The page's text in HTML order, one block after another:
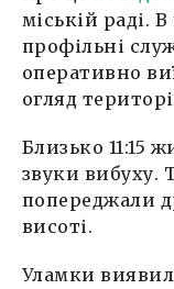
міській раді.
профільні
оперативно
огляд
Близько 11:15
звуки вибуху.
попереджали
висоті.
Уламки